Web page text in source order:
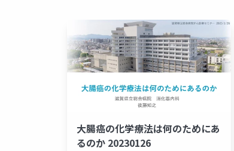
大腸癌の化学療法は何のためにあ
るのか 20230126